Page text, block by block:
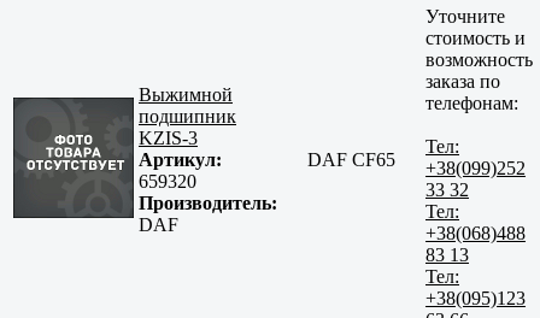
Выжимной
подшипник
KZIS-3
Артикул:
659320
Производитель:
DAF
DAF CF65
Уточните
стоимость и
возможность
заказа по
телефонам:
Тел:
+38(099)252
33 32
Тел:
+38(068)488
83 13
Тел:
+38(095)123